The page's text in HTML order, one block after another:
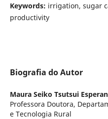
Keywords: irrigation, sugar
productivity
Biografia do Autor
Maura Seiko Tsutsui
Professora Doutora,
e Tecnologia Rural